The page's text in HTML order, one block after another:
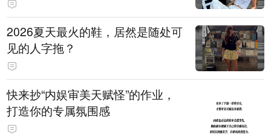
2026夏天最火的鞋，居然是随处可
见的人字拖？
快来抄“内娱审美天赋怪”的作业，
打造你的专属氛围感